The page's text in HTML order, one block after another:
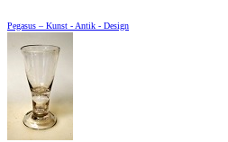
Pegasus – Kunst - Antik - Design